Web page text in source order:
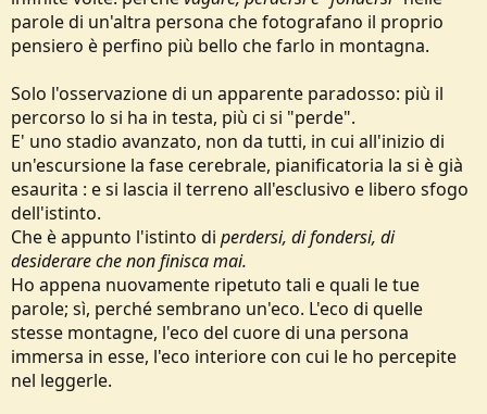
parole di un'altra persona che fotografano il proprio
pensiero è perfino più bello che farlo in montagna.
Solo l'osservazione di un apparente paradosso: più il
percorso lo si ha in testa, più ci si "perde".
E' uno stadio avanzato, non da tutti, in cui all'inizio di
un'escursione la fase cerebrale, pianificatoria la si è già
esaurita : e si lascia il terreno all'esclusivo e libero sfogo
dell'istinto.
Che è appunto l'istinto di perdersi, di fondersi, di
desiderare che non finisca mai.
Ho appena nuovamente ripetuto tali e quali le tue
parole; sì, perché sembrano un'eco. L'eco di quelle
stesse montagne, l'eco del cuore di una persona
immersa in esse, l'eco interiore con cui le ho percepite
nel leggerle.